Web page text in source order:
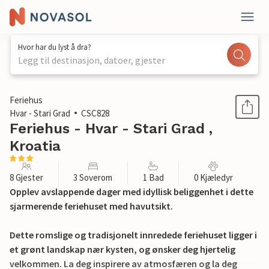
Hvor har du lyst å dra?
Legg til destinasjon, datoer, gjester
1 / 24
Feriehus
Hvar - Stari Grad
CSC828
Feriehus - Hvar - Stari Grad ,
Kroatia
8 Gjester 3 Soverom 1 Bad 0 Kjæledyr
Opplev avslappende dager med idyllisk beliggenhet i dette
sjarmerende feriehuset med havutsikt.
Dette romslige og tradisjonelt innredede feriehuset ligger i
et grønt landskap nær kysten, og ønsker deg hjertelig
velkommen. La deg inspirere av atmosfæren og la deg